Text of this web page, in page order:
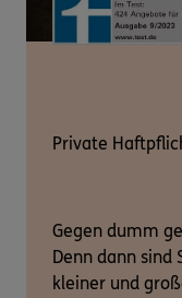
Private
Gegen dumm
Denn dann sind
kleiner und